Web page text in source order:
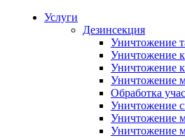
Услуги
Дезинсекция
Уничтожение
Уничтожение
Уничтожение
Уничтожение
Обработка
Уничтожение
Уничтожение
Уничтожение